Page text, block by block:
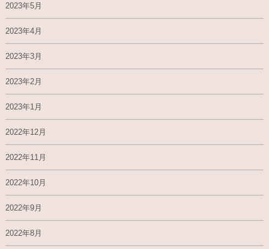
2023年5月
2023年4月
2023年3月
2023年2月
2023年1月
2022年12月
2022年11月
2022年10月
2022年9月
2022年8月